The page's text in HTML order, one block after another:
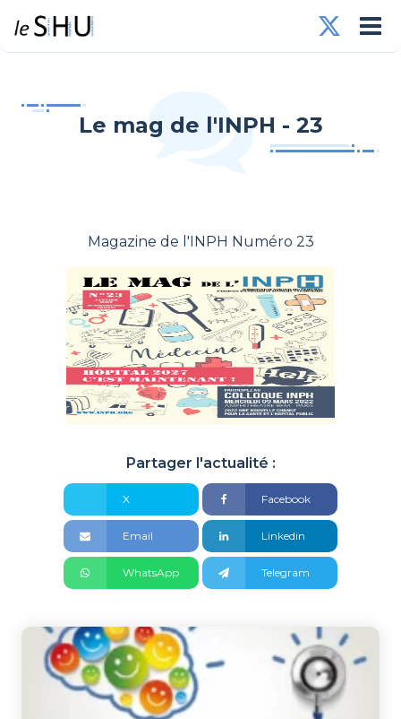
Le mag de l'INPH - 23
Magazine de l'INPH Numéro 23
Partager l'actualité :
X Facebook
Email Linkedin
WhatsApp Telegram